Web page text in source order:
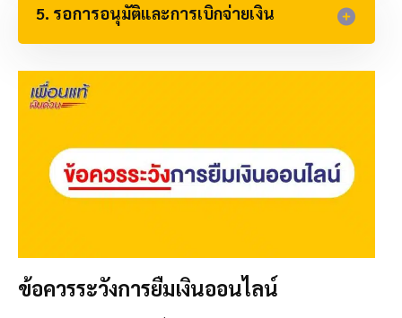
5. รอการอนุมัติและการเบิกจ่ายเงิน
ข้อควรระวังการยืมเงินออนไลน์